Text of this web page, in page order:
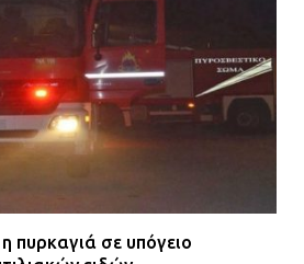
πυρκαγιά σε υπόγειο